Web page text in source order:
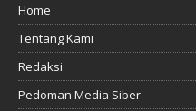
Home
Tentang Kami
Redaksi
Pedoman Media Siber